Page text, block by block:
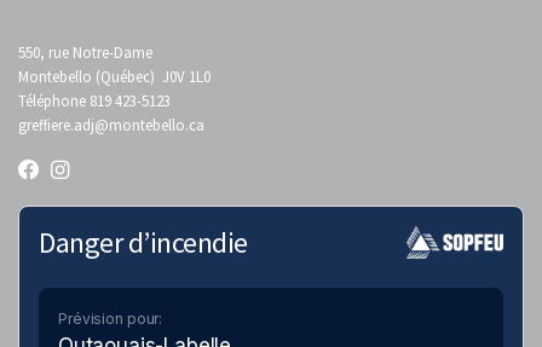
550, rue Notre-Dame
Montebello (Québec) J0V 1L0
Téléphone 819 423-5123
greffiere.adj@montebello.ca
Danger d’incendie
Prévision pour: